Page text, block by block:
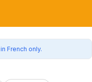
French only.